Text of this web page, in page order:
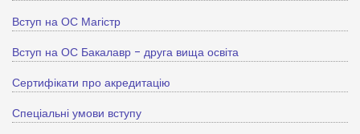
Вступ на ОС Магістр
Вступ на ОС Бакалавр - друга вища освіта
Сертифікати про акредитацію
Спеціальні умови вступу